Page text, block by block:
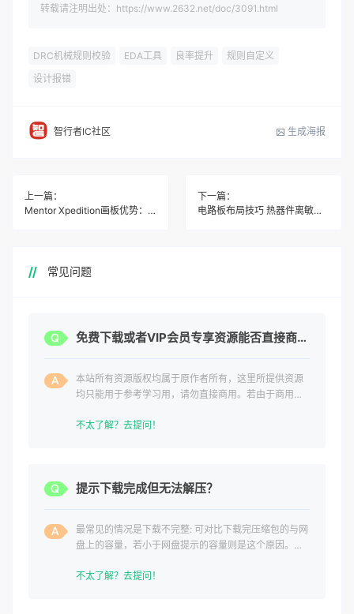
转载请注明出处：https://www.2632.net/doc/3091.html
DRC机械规则校验 EDA工具 良率提升
规则自定义
设计报错
智行者IC社区 生成海报
上一篇：
Mentor Xpedition画板优势：智能布线像画画，新手也能快速上手
下一篇：
电路板布局技巧 热器件离敏感器件多远才安全
常见问题
免费下载或者VIP会员专享资源能否直接商用？
本站所有资源版权均属于原作者所有，这里所提供资源
均只能用于参考学习用，请勿直接商用。若由于商用引
不太了解？去提问！
提示下载完成但无法解压？
最常见的情况是下载不完整: 可对比下载完压缩包的与网
盘上的容量，若小于网盘提示的容量则是这个原因。这
不太了解？去提问！